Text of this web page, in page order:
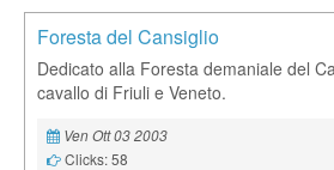
Foresta del Cansiglio
Dedicato alla Foresta demaniale del
cavallo di Friuli e Veneto.
Ven Ott 03 2003
Clicks: 58